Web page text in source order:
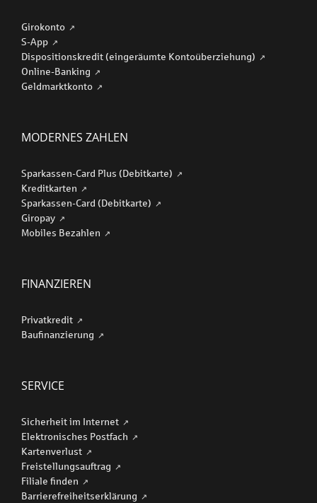
Girokonto
S-App
Dispositionskredit (eingeräumte Kontoüberziehung)
Online-Banking
Geldmarktkonto
MODERNES ZAHLEN
Sparkassen-Card Plus (Debitkarte)
Kreditkarten
Sparkassen-Card (Debitkarte)
Giropay
Mobiles Bezahlen
FINANZIEREN
Privatkredit
Baufinanzierung
SERVICE
Sicherheit im Internet
Elektronisches Postfach
Kartenverlust
Freistellungsauftrag
Filiale finden
Barriere­freiheits­erklärung